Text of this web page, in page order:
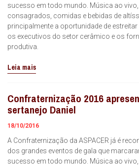
sucesso em todo mundo. Música ao
consagrados, comidas e bebidas de
principalmente a oportunidade de
os executivos do setor cerâmico e os
produtiva.
Leia mais
Confraternização 2016
sertanejo Daniel
18/10/2016
A Confraternização da ASPACER já é
dos grandes eventos de gala que
sucesso em todo mundo. Música ao